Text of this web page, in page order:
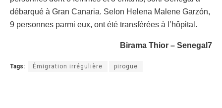
débarqué à Gran Canaria. Selon Helena Malene Garzón,
9 personnes parmi eux, ont été transférées à l’hôpital.
Birama Thior – Senegal7
Tags: Émigration irrégulière pirogue